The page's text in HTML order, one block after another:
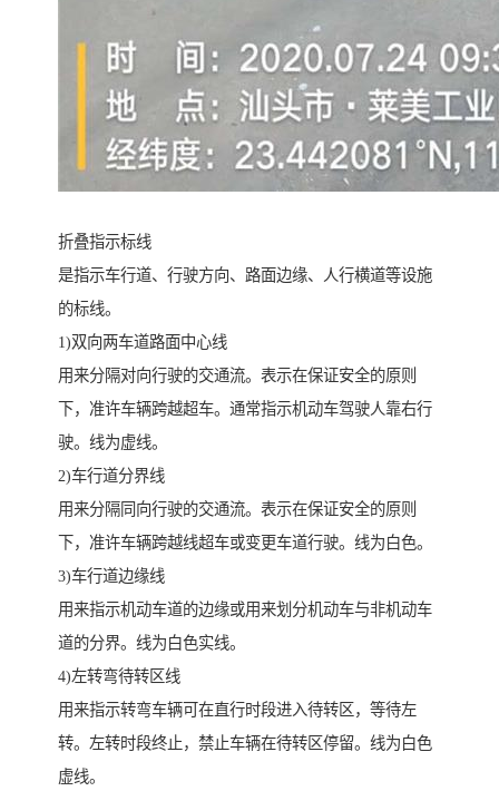
折叠指示标线
是指示车行道、行驶方向、路面边缘、人行横道等设施
的标线。
1)双向两车道路面中心线
用来分隔对向行驶的交通流。表示在保证安全的原则
下，准许车辆跨越超车。通常指示机动车驾驶人靠右行
驶。线为虚线。
2)车行道分界线
用来分隔同向行驶的交通流。表示在保证安全的原则
下，准许车辆跨越线超车或变更车道行驶。线为白色。
3)车行道边缘线
用来指示机动车道的边缘或用来划分机动车与非机动车
道的分界。线为白色实线。
4)左转弯待转区线
用来指示转弯车辆可在直行时段进入待转区，等待左
转。左转时段终止，禁止车辆在待转区停留。线为白色
虚线。